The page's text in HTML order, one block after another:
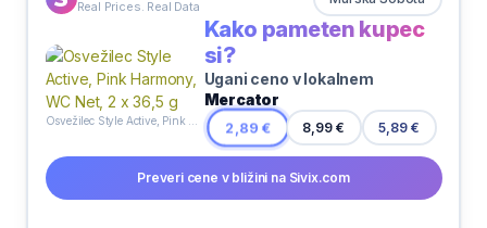
Real Prices. Real Data
Kako pameten kupec
si?
Ugani ceno v lokalnem
Mercator
2,89 € 8,99 € 5,89 €
Preveri cene v bližini na Sivix.com